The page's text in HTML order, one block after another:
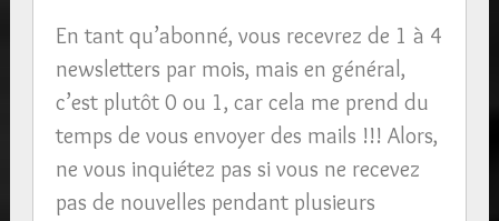
En tant qu’abonné, vous recevrez de 1 à 4
newsletters par mois, mais en général,
c’est plutôt 0 ou 1, car cela me prend du
temps de vous envoyer des mails !!! Alors,
ne vous inquiétez pas si vous ne recevez
pas de nouvelles pendant plusieurs